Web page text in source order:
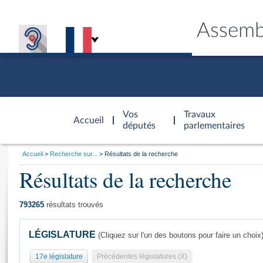
Accueil
d'accueil
Vos
députés
Travaux
parlementaires
Général
Vous
Accueil Recherche sur... Résultats de la recherche
Résultats de la recherche
793265 résultats trouvés
LÉGISLATURE (Cliquez sur l'un des boutons pour faire un choix)
17e législature Précédentes législatures (X)